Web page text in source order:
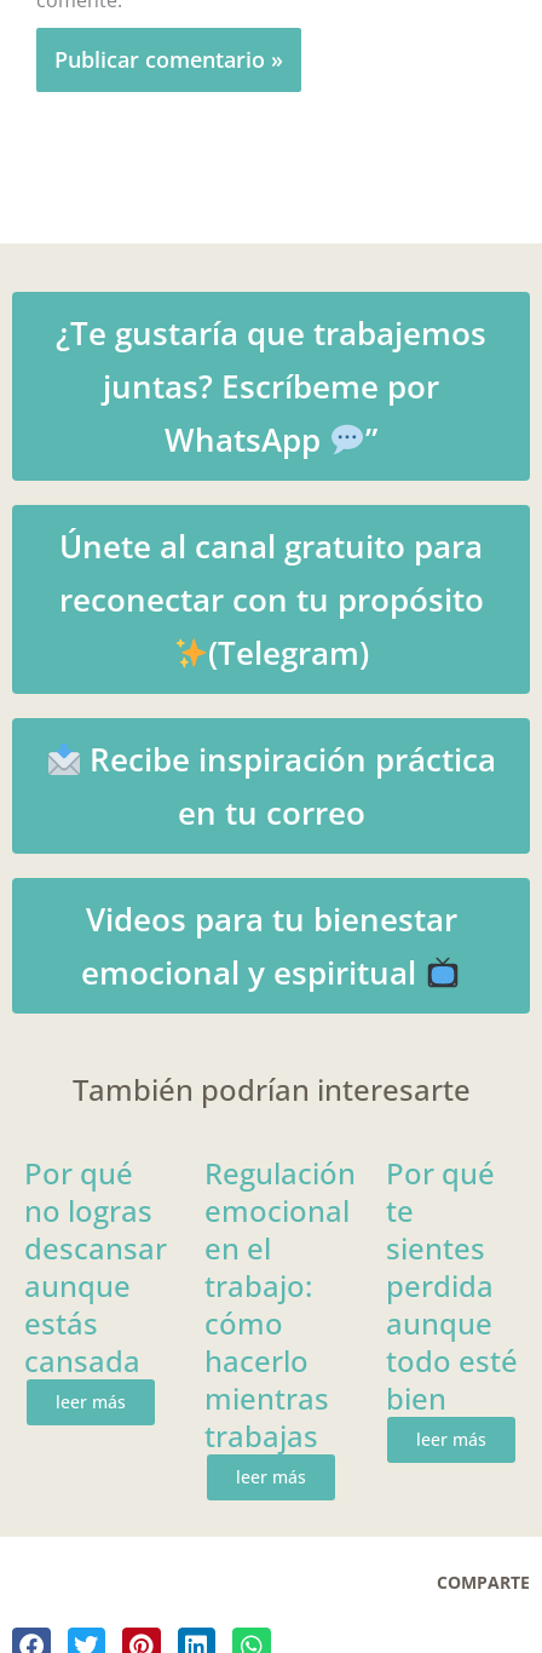
¿Te gustaría que trabajemos
juntas? Escríbeme por
WhatsApp
”
Únete al canal gratuito para
reconectar con tu propósito
(Telegram)
Recibe inspiración práctica
en tu correo
Videos para tu bienestar
emocional y espiritual
También podrían interesarte
Por qué
no logras
descansar
aunque
estás
cansada
leer más
Regulación
emocional
en el
trabajo:
cómo
hacerlo
mientras
trabajas
leer más
Por qué
te
sientes
perdida
aunque
todo esté
bien
leer más
COMPARTE